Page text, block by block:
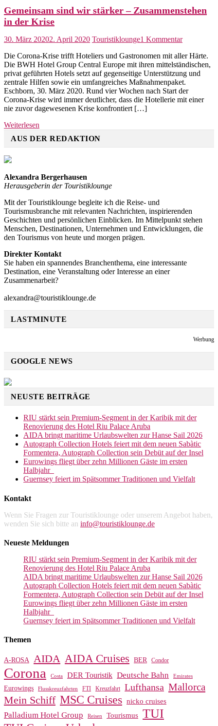
Gemeinsam sind wir stärker – Zusammenstehen
in der Krise
30. März 20202. April 2020 Touristiklounge1 Kommentarzu
sind
wir
stärker
–
in
Die Corona-Krise trifft Hoteliers und Gastronomen mit aller Härte.
Die BWH Hotel Group Central Europe mit ihren mittelständischen,
privat geführten Hotels setzt auf gegenseitige Unterstützung und
zentrale Hilfen sowie ein umfangreiches Maßnahmenpaket.
Eschborn, 30. März 2020. Rund vier Wochen nach Start der
Corona-Krise wird immer deutlicher, dass die Hotellerie mit einer
nie zuvor dagewesenen Krise konfrontiert […]
Weiterlesen
AUS DER REDAKTION
Alexandra Bergerhausen
Herausgeberin der Touristiklounge
Mit der Touristiklounge begleite ich die Reise- und
Tourismusbranche mit relevanten Nachrichten, inspirierenden
Geschichten und persönlichen Einblicken. Im Mittelpunkt stehen
Menschen, Destinationen, Unternehmen und Entwicklungen, die
den Tourismus von heute und morgen prägen.
Direkter Kontakt
Sie haben ein spannendes Branchenthema, eine interessante
Destination, eine Veranstaltung oder Interesse an einer
Zusammenarbeit?
alexandra@touristiklounge.de
LASTMINUTE
Werbung
GOOGLE NEWS
NEUSTE BEITRÄGE
RIU stärkt sein Premium-Segment in der Karibik mit der
Renovierung des Hotel Riu Palace Aruba
AIDA bringt maritime Urlaubswelten zur Hanse Sail 2026
Autograph Collection Hotels feiert mit dem neuen Sabàtic
Formentera, Autograph Collection sein Debüt auf der Insel
Eurowings fliegt über zehn Millionen Gäste im ersten
Halbjahr
Guernsey feiert im Spätsommer Traditionen und Vielfalt
Kontakt
Wenn Sie Fragen zur Touristiklounge oder unserem Angebot haben,
wenden Sie sich bitte an info@touristiklounge.de
Neueste Meldungen
RIU stärkt sein Premium-Segment in der Karibik mit der
Renovierung des Hotel Riu Palace Aruba
AIDA bringt maritime Urlaubswelten zur Hanse Sail 2026
Autograph Collection Hotels feiert mit dem neuen Sabàtic
Formentera, Autograph Collection sein Debüt auf der Insel
Eurowings fliegt über zehn Millionen Gäste im ersten
Halbjahr
Guernsey feiert im Spätsommer Traditionen und Vielfalt
Themen
A-ROSA AIDA AIDA Cruises BER Condor
Corona Costa DER Touristik Deutsche Bahn Emirates
Eurowings Flusskreuzfahrten FTI Kreuzfahrt Lufthansa Mallorca
Mein Schiff MSC Cruises nicko cruises
Palladium Hotel Group Reisen Tourismus TUI